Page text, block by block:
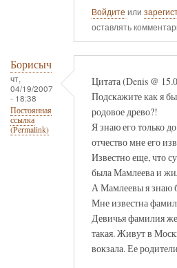
Войдите или
оставлять
Борисыч
чт,
04/19/2007
- 18:38
Постоянная
ссылка
(Permalink)
Цитата (Denis @
Подскажите как я
родовое древо?!
Я знаю его только
отчество мне его
Известно еще, что
была Мамлеева и
А Мамлеевы я знаю
Мне известна
Девичья фамилия
такая. Живут в
вокзала. Ее